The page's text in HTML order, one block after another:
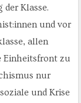
Klasse.
und vor
allen
Einheitsfront zu
nur
und Krise